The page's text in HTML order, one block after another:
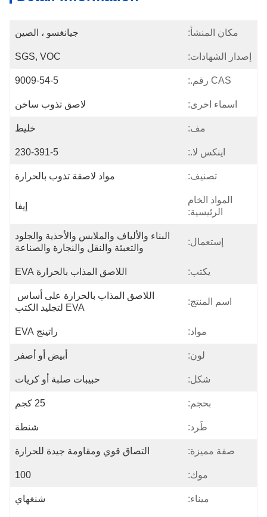
مكان المنشأ: جيانغسو ، الصين
إصدار الشهادات: SGS, VOC
CAS رقم.: 9009-54-5
اسماء اخرى: لاصق تذوب ساخن
مف: خليط
اينكس لا.: 230-391-5
تصنيف: مواد لاصقة تذوب بالحرارة
المواد الخام
الرئيسية:
إيفا
إستعمال:
البناء والألياف والملابس والأحذية والجلود
والتعبئة والنقل والنجارة والصناعة
يكتب: اللاصق المذاب بالحرارة EVA
اسم المنتج:
EVA لتجليد الكتب
مواد: راتينج EVA
لون: أبيض أو أصفر
شكل: حبيبات صلبة أو كريات
بحجم: 25 كجم
طَرد: شنطة
صفة مميزة: التصاق قوي ومقاومة جيدة للحرارة
موك: 100
ميناء: شنغهاي